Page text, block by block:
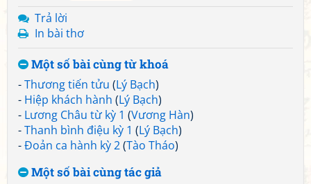
Trả lời
In bài thơ
Một số bài cùng từ khoá
-Thương tiến tửu (Lý Bạch)
- Hiệp khách hành (Lý Bạch)
- Lương Châu từ kỳ 1 (Vương Hàn)
-Thanh bình điệu kỳ 1 (Lý Bạch)
-Đoản ca hành kỳ 2(Tào Tháo)
Một số bài cùng tác giả